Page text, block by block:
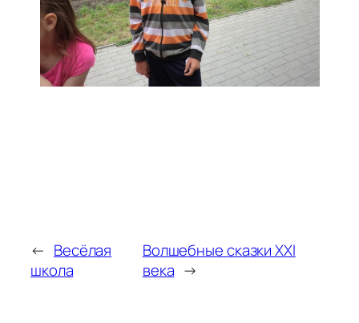
← Весёлая
школа
Волшебные сказки XXI
века →